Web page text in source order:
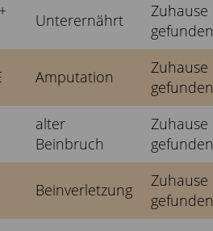
Unterernährt
Zuhause
gefunden
Amputation
Zuhause
gefunden
alter
Beinbruch
Zuhause
gefunden
Beinverletzung
Zuhause
gefunden